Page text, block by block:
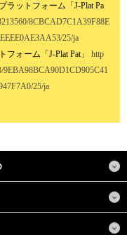
ラットフォーム「J-Plat Pa
8CBCAD7C1A39F88E
25/ja
ォーム「J-Plat Pat」
http
9EBA98BCA90D1CD905C41
25/ja